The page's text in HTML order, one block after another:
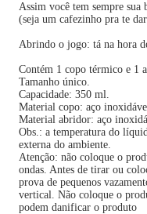
Assim você tem sempre sua
(seja um cafezinho pra te
Abrindo o jogo: tá na hora
Contém 1 copo térmico e 1
Tamanho único.
Capacidade: 350 ml.
Material copo: aço
Material abridor: aço
Obs.: a temperatura do
externa do ambiente.
Atenção: não coloque o
ondas. Antes de tirar ou
prova de pequenos
vertical. Não coloque o
podem danificar o produto